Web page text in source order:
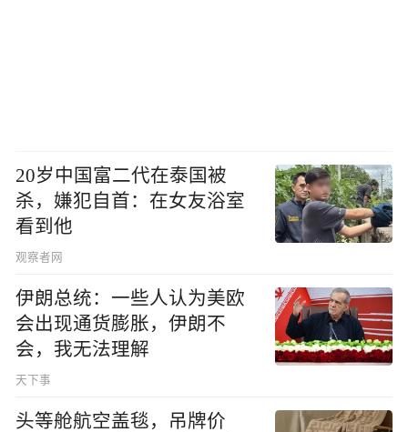
20岁中国富二代在泰国被
杀，嫌犯自首：在女友浴室
看到他
观察者网
伊朗总统：一些人认为美欧
会出现通货膨胀，伊朗不
会，我无法理解
天下事
头等舱航空盖毯，吊牌价